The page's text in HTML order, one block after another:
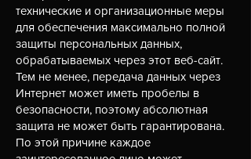
технические и организационные меры
для обеспечения максимально полной
защиты персональных данных,
обрабатываемых через этот веб-сайт.
Тем не менее, передача данных через
Интернет может иметь пробелы в
безопасности, поэтому абсолютная
защита не может быть гарантирована.
По этой причине каждое